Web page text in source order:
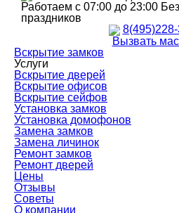
Работаем с 07:00 до 23:00
праздников
Вызвать
Вскрытие замков
Услуги
Вскрытие дверей
Вскрытие офисов
Вскрытие сейфов
Установка замков
Установка домофонов
Замена замков
Замена личинок
Ремонт замков
Ремонт дверей
Цены
Отзывы
Советы
О компании